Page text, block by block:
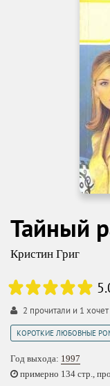
Тайный
Кристин Григ
2 прочитали и 1
КОРОТКИЕ ЛЮБОВНЫЕ
Год выхода: 1997
примерно 134 стр.,